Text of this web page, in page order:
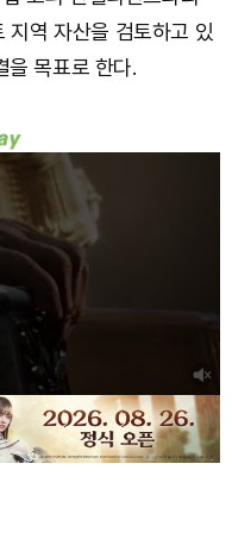
지역 자산을 검토하고 있
목표로 한다.